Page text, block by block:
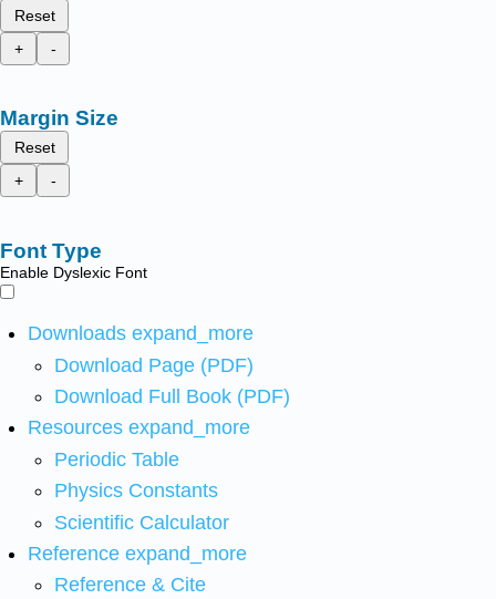
Reset
+
-
Margin Size
Reset
+
-
Font Type
Enable Dyslexic Font
Downloads expand_more
Download Page (PDF)
Download Full Book (PDF)
Resources expand_more
Periodic Table
Physics Constants
Scientific Calculator
Reference expand_more
Reference & Cite